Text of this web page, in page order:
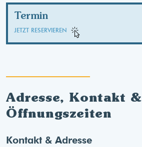
Termin
JETZT RESERVIEREN
Adresse, Kontakt &
Öffnungszeiten
Kontakt & Adresse